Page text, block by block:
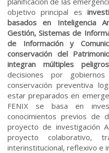
objetivo principal es
basados en Inteligencia
Gestión, Sistemas de
de Información y
conservación del
integran múltiples peligros
decisiones por
conservación preventiva
estar preparados en
FENIX se basa en
conocimientos previos de
proyecto de investigación
proyecto colaborativo,
interinstitucional, reflexivo e